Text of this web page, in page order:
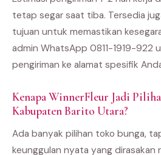
tetap segar saat tiba. Tersedia
tujuan untuk memastikan
admin WhatsApp 0811-1919-922
pengiriman ke alamat spesifik
Kenapa WinnerFleur Jadi
Kabupaten Barito Utara?
Ada banyak pilihan toko bunga,
keunggulan nyata yang dirasakan